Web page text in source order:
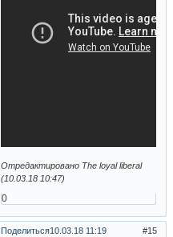
Отредактировано The loyal liberal
(10.03.18 10:47)
0
Поделиться 15
10.03.18 11:19